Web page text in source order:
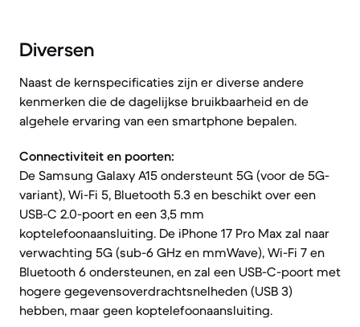
Diversen
Naast de kernspecificaties zijn er diverse andere
kenmerken die de dagelijkse bruikbaarheid en de
algehele ervaring van een smartphone bepalen.
Connectiviteit en poorten:
De Samsung Galaxy A15 ondersteunt 5G (voor de 5G-
variant), Wi-Fi 5, Bluetooth 5.3 en beschikt over een
USB-C 2.0-poort en een 3,5 mm
koptelefoonaansluiting. De iPhone 17 Pro Max zal naar
verwachting 5G (sub-6 GHz en mmWave), Wi-Fi 7 en
Bluetooth 6 ondersteunen, en zal een USB-C-poort met
hogere gegevensoverdrachtsnelheden (USB 3)
hebben, maar geen koptelefoonaansluiting.